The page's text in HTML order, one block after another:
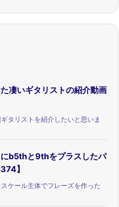
凄いギタリストの紹介動画
タリストを紹介したいと思いま
b5thと9thをプラスしたパ
】
ケール主体でフレーズを作った